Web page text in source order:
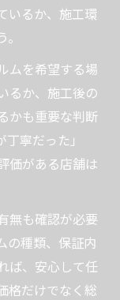
みを解消
店の選び方
ルムが決め
上を目指す
ン効率アッ
イント
ための注意
いるか、施工環
ムを希望する場
るか、施工後の
かも重要な判断
寧だった」
価がある店舗は
無も確認が必要
の種類、保証内
ば、安心して任
格だけでなく総